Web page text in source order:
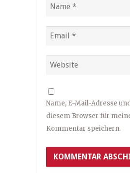
Name, E-Mail-Adresse
diesem Browser für
Kommentar speichern.